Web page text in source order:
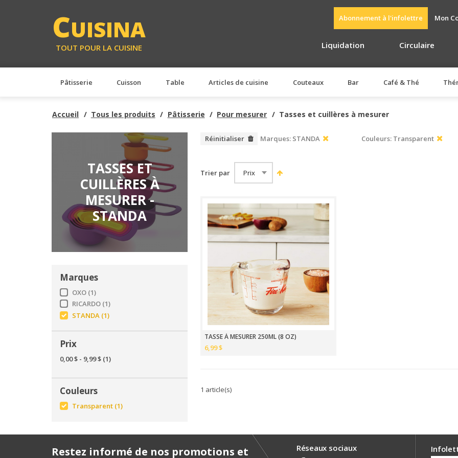
CUISINA
TOUT POUR LA CUISINE
Abonnement à l'infolettre Mon
Liquidation Circulaire
Pâtisserie Cuisson Table Articles de cuisine Couteaux Bar Café & Thé
Accueil Tous les produits Pâtisserie Pour mesurer Tasses et cuillères à mesurer
TASSES ET
CUILLÈRES À
MESURER -
STANDA
Marques
OXO (1)
RICARDO (1)
STANDA (1)
Prix
0,00 $ - 9,99 $ (1)
Couleurs
Transparent (1)
Marques: STANDA Couleurs: Transparent
Réinitialiser
Trier par
TASSE À MESURER 250ML (8 OZ)
6,99 $
1 article(s)
Restez informé de nos promotions et
Réseaux sociaux